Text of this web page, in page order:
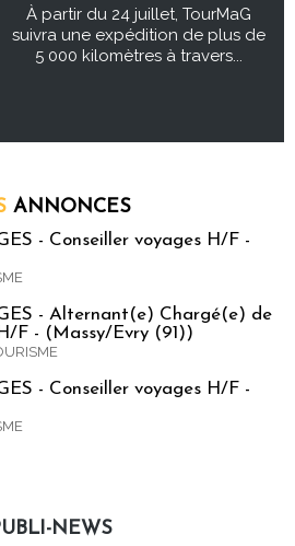
À partir du 24 juillet, TourMaG
suivra une expédition de plus de
5 000 kilomètres à travers...
ANNONCES
- Conseiller voyages H/F -
- Alternant(e) Chargé(e) de
F - (Massy/Evry (91))
- Conseiller voyages H/F -
NEWS